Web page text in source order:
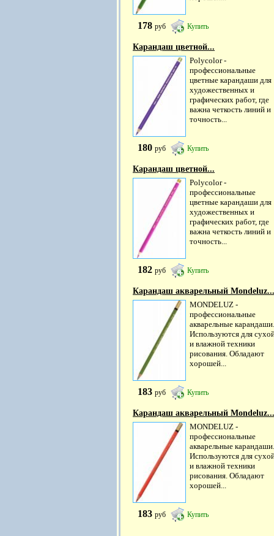
178 руб Купить
Карандаш цветной...
Polycolor -
профессиональные
цветные карандаши для
художественных и
графических работ, где
важна четкость линий и
точность...
180 руб Купить
Карандаш цветной...
Polycolor -
профессиональные
цветные карандаши для
художественных и
графических работ, где
важна четкость линий и
точность...
182 руб Купить
Карандаш акварельный Mondeluz...
MONDELUZ -
профессиональные
акварельные карандаши.
Используются для
и влажной техники
рисования. Обладают
хорошей...
183 руб Купить
Карандаш акварельный Mondeluz...
MONDELUZ -
профессиональные
акварельные карандаши.
Используются для
и влажной техники
рисования. Обладают
хорошей...
183 руб Купить